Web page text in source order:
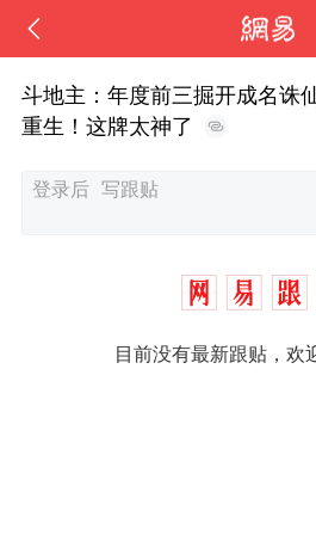
斗地主：年度前三掘开成名诛
重生！这牌太神了
目前没有最新跟贴，欢